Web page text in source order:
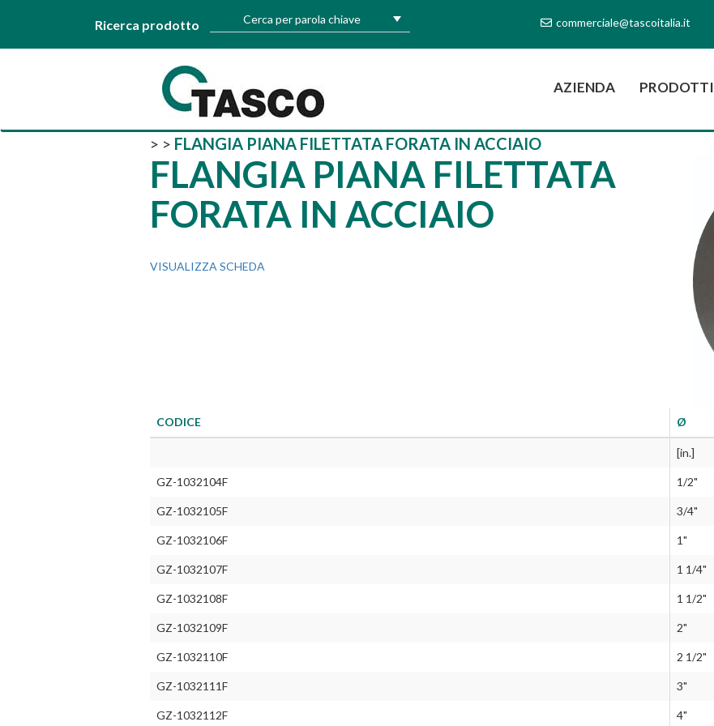
Ricerca prodotto Cerca per parola chiave commerciale@tascoitalia.it
AZIENDA(CURRENT)
PRODOTTI
> > FLANGIA PIANA FILETTATA FORATA IN ACCIAIO
FLANGIA PIANA FILETTATA
FORATA IN ACCIAIO
VISUALIZZA SCHEDA
CODICE Ø
[in.]
GZ-1032104F 1/2"
GZ-1032105F 3/4"
GZ-1032106F 1"
GZ-1032107F 1 1/4"
GZ-1032108F 1 1/2"
GZ-1032109F 2"
GZ-1032110F 2 1/2"
GZ-1032111F 3"
GZ-1032112F 4"